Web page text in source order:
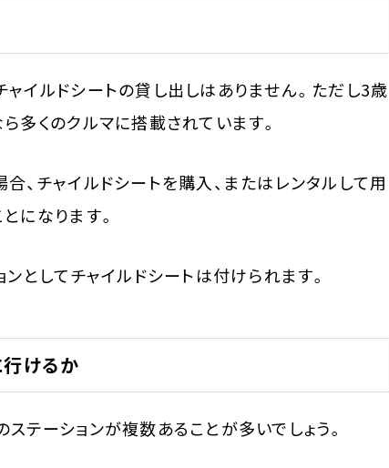
イルドシートの貸し出しはありません。ただし3歳
多くのクルマに搭載されています。
、チャイルドシートを購入、またはレンタルして用
になります。
としてチャイルドシートは付けられます。
けるか
テーションが複数あることが多いでしょう。